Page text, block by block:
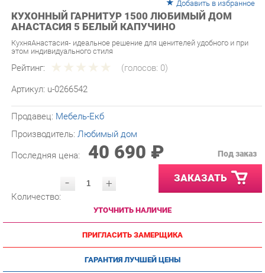
КУХОННЫЙ ГАРНИТУР 1500 ЛЮБИМЫЙ ДОМ
АНАСТАСИЯ 5 БЕЛЫЙ КАПУЧИНО
КухняАнастасия- идеальное решение для ценителей удобного и при
Рейтинг:
Артикул: u-0266542
Производитель:Любимый дом
Последняя цена: 40 690 ₽
- ЗАКАЗАТЬ
УТОЧНИТЬ НАЛИЧИЕ
ПРИГЛАСИТЬ ЗАМЕРЩИКА
ГАРАНТИЯ ЛУЧШЕЙ ЦЕНЫ